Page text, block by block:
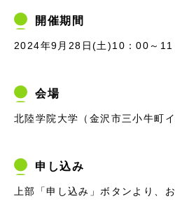
開催期間
2024年9月28日(土)10：00～11
会場
北陸学院大学（金沢市三小牛町イ
申し込み
上部「申し込み」ボタンより、